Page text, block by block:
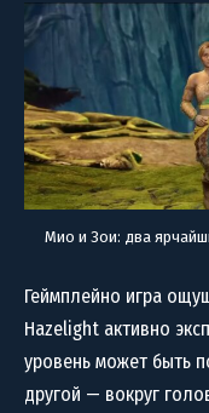
Мио и Зои: два
Геймплейно игра
Hazelight активно
уровень может быть
другой — вокруг